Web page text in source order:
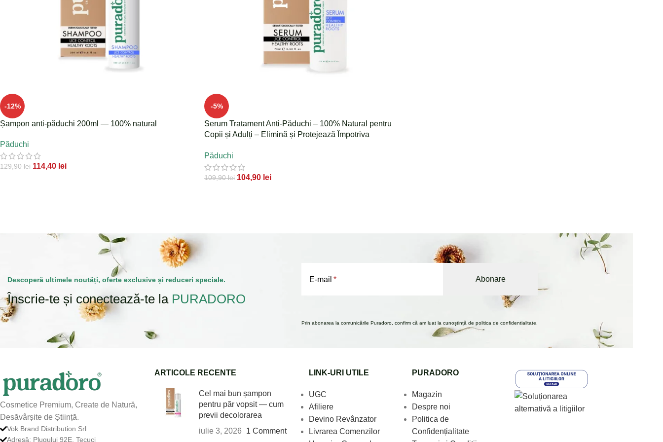
-12%
Șampon anti-păduchi 200ml — 100% natural
Păduchi
129,90lei 114,40 lei
-5%
Serum Tratament Anti-Păduchi – 100% Natural pentru
Copii și Adulți – Elimină și Protejează Împotriva
Păduchi
109,90lei 104,90 lei
Descoperă ultimele noutăți, oferte exclusive și reduceri speciale.
Înscrie-te și conectează-te la PURADORO
E-mail
Prin abonarea la comunicările Puradoro, confirm că am luat la cunoștință de politica de confidentialitate.
Cosmetice Premium, Create de Natură,
Desăvârșite de Știință.
Vok Brand Distribution Srl
Adresă: Plugului 92E, Tecuci
ARTICOLE RECENTE
Cel mai bun șampon
pentru păr vopsit — cum
previi decolorarea
iulie 3, 2026
1 Comment
LINK-URI UTILE
UGC
Afiliere
Devino Revânzator
Livrarea Comenzilor
PURADORO
Magazin
Despre noi
Politica de
Confidențialitate